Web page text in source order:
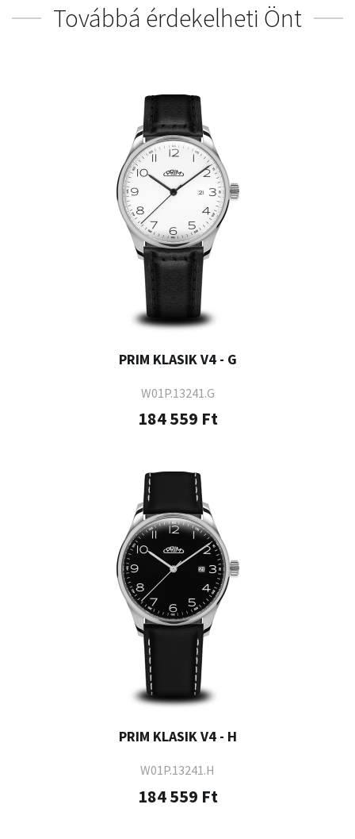
Továbbá érdekelheti Önt
PRIM KLASIK V4 - G
W01P.13241.G
184 559 Ft
PRIM KLASIK V4 - H
W01P.13241.H
184 559 Ft